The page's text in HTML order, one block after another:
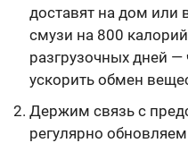
доставят на дом или
смузи на 800
разгрузочных дней —
ускорить обмен
Держим связь с
регулярно